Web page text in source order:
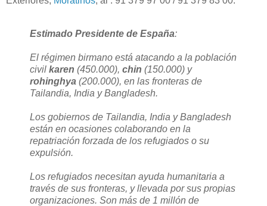
Estimado Presidente de España:
El régimen birmano está atacando a la población
civil karen (450.000), chin (150.000) y
rohinghya (200.000), en las fronteras de
Tailandia, India y Bangladesh.
Los gobiernos de Tailandia, India y Bangladesh
están en ocasiones colaborando en la
repatriación forzada de los refugiados o su
expulsión.
Los refugiados necesitan ayuda humanitaria a
través de sus fronteras, y llevada por sus propias
organizaciones. Son más de 1 millón de